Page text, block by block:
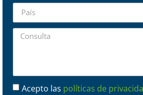
Acepto las políticas de